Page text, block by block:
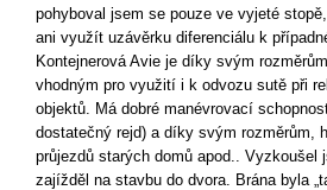
pohyboval jsem se pouze ve vyjeté
ani využít uzávěrku diferenciálu k
Kontejnerová Avie je díky svým
vhodným pro využití i k odvozu sutě při
objektů. Má dobré manévrovací
dostatečný rejd) a díky svým rozměrům,
průjezdů starých domů apod.. Vyzkoušel
zajížděl na stavbu do dvora. Brána byla